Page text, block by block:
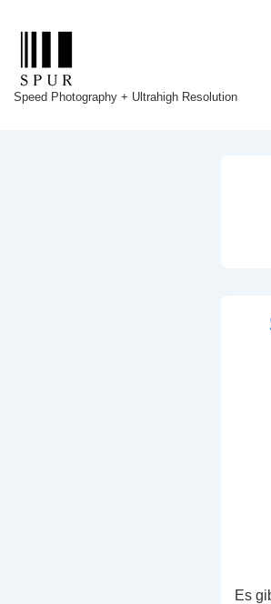
Zum
Speed Photography + Ultrahigh Resolution
Es